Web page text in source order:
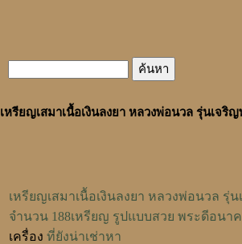
เหรียญเสมาเนื้อเงินลงยา หลวงพ่อนวล รุ่นเจริ
เหรียญเสมาเนื้อเงินลงยา หลวงพ่อนวล รุ่
จำนวน 188เหรียญ รูปแบบสวย พระดีอนา
เครื่อง ที่ยังน่าเช่าหา